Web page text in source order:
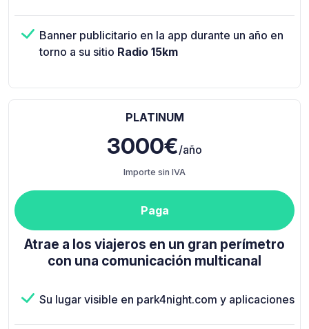
Banner publicitario en la app durante un año en
torno a su sitio Radio 15km
PLATINUM
3000€/año
Importe sin IVA
Paga
Atrae a los viajeros en un gran perímetro
con una comunicación multicanal
Su lugar visible en park4night.com y aplicaciones